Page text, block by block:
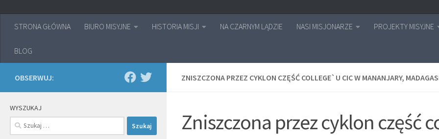
STRONA GŁÓWNA BIURO MISYJNE HISTORIA MISJI NA CZARNYM LĄDZIE NASI MISJONARZE PROJEKTY MISYJNE
BLOG
ZNISZCZONA PRZEZ CYKLON CZĘŚĆ COLLEGE`U CIC W MANANJARY,
Zniszczona przez cyklon część
OBSERWUJ:
WYSZUKAJ
Szukaj: